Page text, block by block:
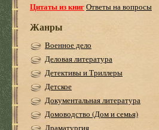
Цитаты из книгОтветы на вопросы
Жанры
Военное дело
Деловая литература
Детективы и Триллеры
Детское
Документальная литература
Домоводство (Дом и семья)
Драматургия